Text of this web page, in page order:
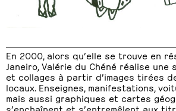
En 2000, alors qu’elle se trouve en
Janeiro, Valérie du Chéné réalise
et collages à partir d’images tirées
locaux. Enseignes, manifestations,
mais aussi graphiques et cartes
s’enchaînent et s’entremêlent aux